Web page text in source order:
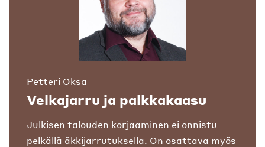
Petteri Oksa
Velkajarru ja palkkakaasu
Julkisen talouden korjaaminen ei onnistu
pelkällä äkkijarrutuksella. On osattava myös